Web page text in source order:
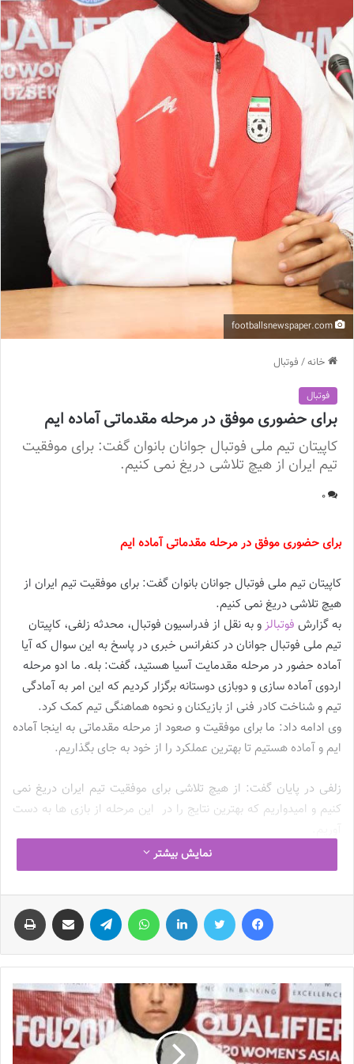
خانه/ فوتبال
فوتبال
برای حضوری موفق در مرحله مقدماتی آماده ایم
کاپیتان تیم ملی فوتبال جوانان بانوان گفت: برای موفقیت
تیم ایران از هیچ تلاشی دریغ نمی کنیم.
0
برای حضوری موفق در مرحله مقدماتی آماده ایم
کاپیتان تیم ملی فوتبال جوانان بانوان گفت: برای موفقیت تیم ایران از
هیچ تلاشی دریغ نمی کنیم.
به گزارش فوتبالزو به نقل از فدراسیون فوتبال، محدثه زلفی، کاپیتان
تیم ملی فوتبال جوانان در کنفرانس خبری در پاسخ به این سوال که آیا
آماده حضور در مرحله مقدمایت آسیا هستید، گفت: بله. ما ادو مرحله
اردوی آماده سازی و دوبازی دوستانه برگزار کردیم که این امر به آمادگی
تیم و شناخت کادر فنی از بازیکنان و نحوه هماهنگی تیم کمک کرد.
وی ادامه داد: ما برای موفقیت و صعود از مرحله مقدماتی به اینجا آماده
ایم و آماده هستیم تا بهترین عملکرد را از خود به جای بگذاریم.
زلفی در پایان گفت: از هیچ تلاشی برای موفقیت تیم ایران دریغ نمی
کنیم و امیدواریم که بهترین نتایج را در این مرحله از بازی ها به دست
عکس : فدراسیون فوتبال
با فوتبالز همراه شوید
اینستاگرام فوتبالز را دنبال کنید
footballs.women@
نوشته های مشابه
چالش هاى ليست جدید تيم ملى فوتبال
نمایش بیشتر